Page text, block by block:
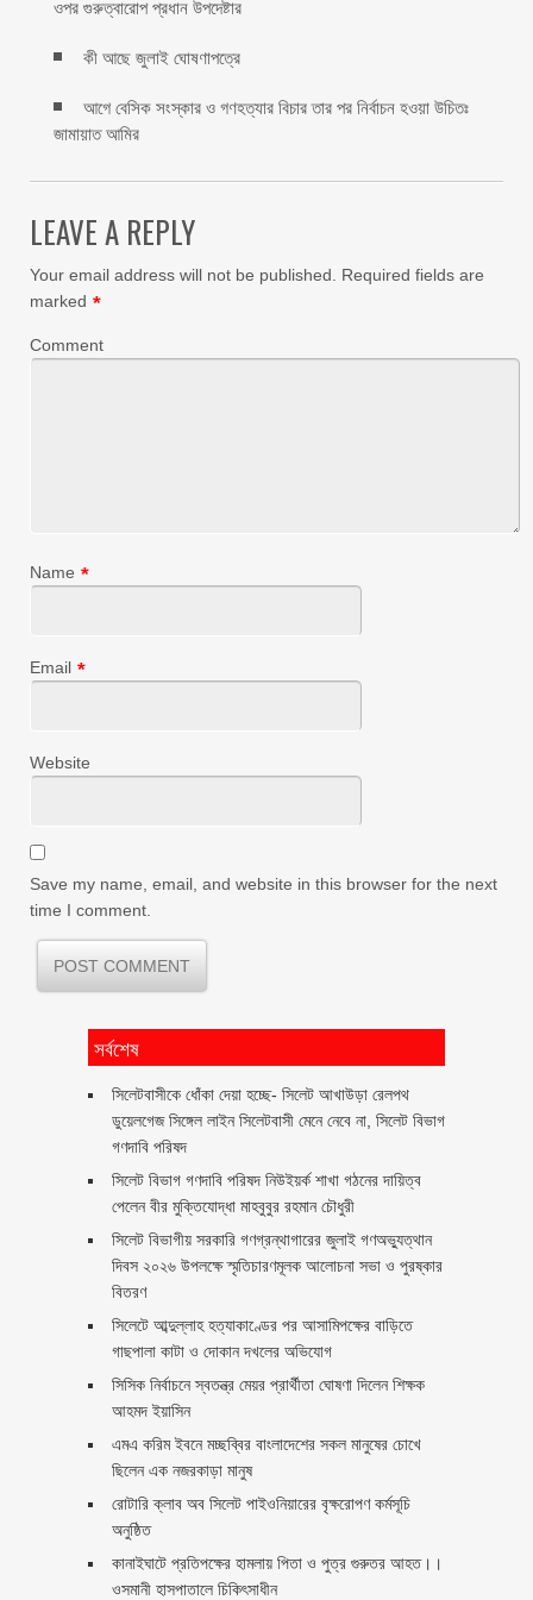
ওপর গুরুত্বারোপ প্রধান উপদেষ্টার
কী আছে জুলাই ঘোষণাপত্রে
আগে বেসিক সংস্কার ও গণহত্যার বিচার তার পর নির্বাচন হওয়া উচিতঃ
জামায়াত আমির
LEAVE A REPLY
Your email address will not be published.
Required fields are
marked *
Comment
Name *
Email *
Website
Save my name, email, and website in this browser for the next
time I comment.
সর্বশেষ
‎সিলেটবাসীকে ধোঁকা দেয়া হচ্ছে- সিলেট আখাউড়া রেলপথ
ডুয়েলগেজ সিঙ্গেল লাইন সিলেটবাসী মেনে নেবে না, সিলেট বিভাগ
গণদাবি পরিষদ
সিলেট বিভাগ গণদাবি পরিষদ নিউইয়র্ক শাখা গঠনের দায়িত্ব
পেলেন বীর মুক্তিযোদ্ধা মাহবুবুর রহমান চৌধুরী ‎ ‎
সিলেট বিভাগীয় সরকারি গণগ্রন্থাগারের জুলাই গণঅভ্যুত্থান
দিবস ২০২৬ উপলক্ষে স্মৃতিচারণমূলক আলোচনা সভা ও পুরষ্কার
বিতরণ ‎ ‎
সিলেটে আব্দুল্লাহ হত্যাকাণ্ডের পর আসামিপক্ষের বাড়িতে
গাছপালা কাটা ও দোকান দখলের অভিযোগ
সিসিক নির্বাচনে স্বতন্ত্র মেয়র প্রার্থীতা ঘোষণা দিলেন শিক্ষক
আহমদ ইয়াসিন
এমএ করিম ইবনে মচ্ছব্বির বাংলাদেশের সকল মানুষের চোখে
ছিলেন এক নজরকাড়া মানুষ ‎
রোটারি ক্লাব অব সিলেট পাইওনিয়ারের বৃক্ষরোপণ কর্মসূচি
অনুষ্ঠিত
কানাইঘাটে প্রতিপক্ষের হামলায় পিতা ও পুত্র গুরুতর আহত।।
ওসমানী হাসপাতালে চিকিৎসাধীন